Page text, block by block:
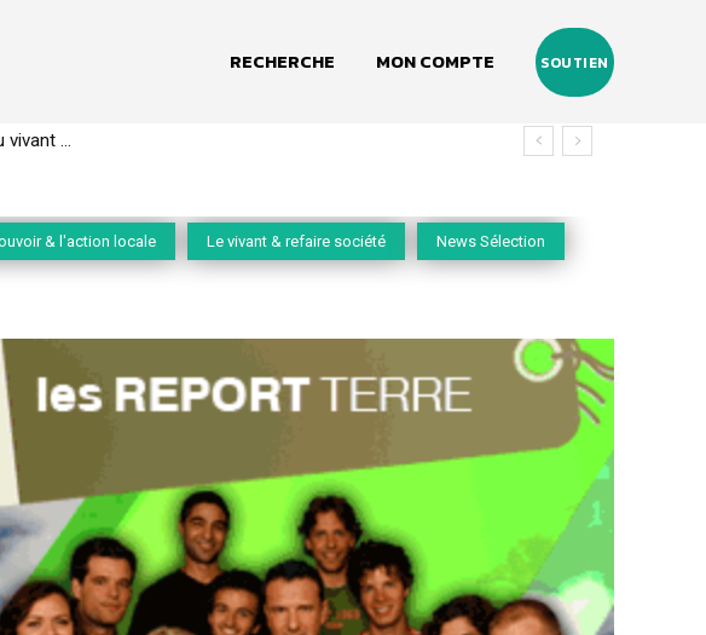
RECHERCHE MON COMPTE SOUTIEN
…des alliées du vivant
& l'action locale Le vivant & refaire société News Sélection